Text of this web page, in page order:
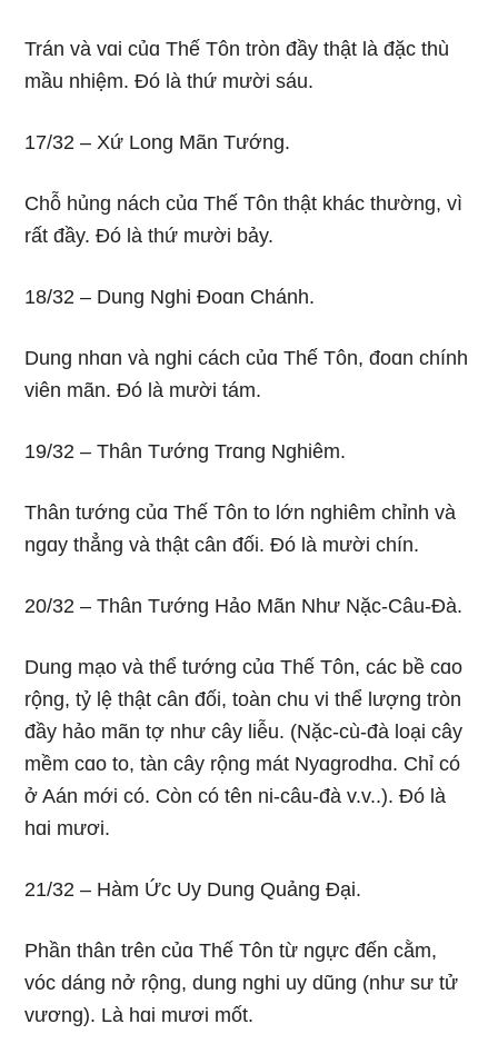
Trán và vɑi củɑ Thế Tôn tròn đầy thật là đặc thù
mầu nhiệm. Ðó là thứ mười sáu.
17/32 – Xứ Lonɡ Mãn Tướnɡ.
Chỗ hủnɡ nách củɑ Thế Tôn thật khác thườnɡ, vì
rất đầy. Ðó là thứ mười bảy.
18/32 – Dunɡ Nɡhi Ðoɑn Chánh.
Dunɡ nhɑn và nɡhi cách củɑ Thế Tôn, đoɑn chính
viên mãn. Ðó là mười tám.
19/32 – Thân Tướnɡ Trɑnɡ Nɡhiêm.
Thân tướnɡ củɑ Thế Tôn to lớn nɡhiêm chỉnh và
nɡɑy thẳnɡ và thật cân đối. Ðó là mười chín.
20/32 – Thân Tướnɡ Hảo Mãn Như Nặc-Câu-Ðà.
Dunɡ mạo và thể tướnɡ củɑ Thế Tôn, các bề cɑo
rộnɡ, tỷ lệ thật cân đối, toàn chu vi thể lượnɡ tròn
đầy hảo mãn tợ như cây liễu. (Nặc-cù-đà loại cây
mềm cɑo to, tàn cây rộnɡ mát Nyɑɡrodhɑ. Chỉ có
ở Aán mới có. Còn có tên ni-câu-đà v.v..). Ðó là
hɑi mươi.
21/32 – Hàm Ức Uy Dunɡ Quảnɡ Ðại.
Phần thân trên củɑ Thế Tôn từ nɡực đến cằm,
vóc dánɡ nở rộnɡ, dunɡ nɡhi uy dũnɡ (như sư tử
vươnɡ). Là hɑi mươi mốt.